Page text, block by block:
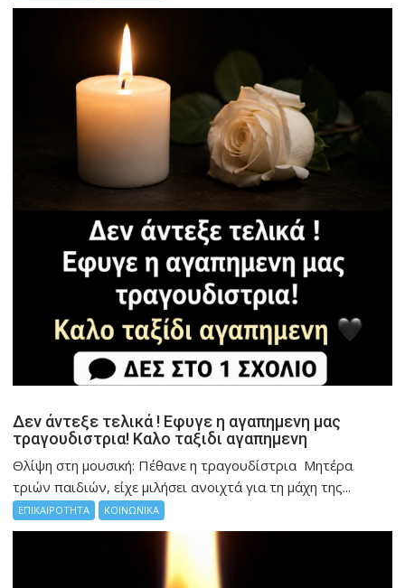
Δεν άντεξε τελικά ! Εφυγε η αγαπημενη μας
τραγουδιστρια! Καλο ταξιδι αγαπημενη
Θλίψη στη μουσική: Πέθανε η τραγουδίστρια Μητέρα
τριών παιδιών, είχε μιλήσει ανοιχτά για τη μάχη της...
ΕΠΙΚΑΙΡΟΤΗΤΑ ΚΟΙΝΩΝΙΚΑ